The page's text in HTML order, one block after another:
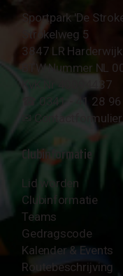
Sportpark 'De
Strokelweg 5
3847 LR Harderwijk
BTW Nummer NL
KvK Nr 40094437
☎︎ 0341 - 41 28 96
✉︎ Contactformulier
Clubinformatie
Lid worden
Clubinformatie
Teams
Gedragscode
Kalender & Events
Routebeschrijving